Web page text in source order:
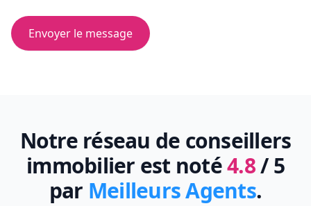
Envoyer le message
Notre réseau de conseillers
immobilier est noté4.8/ 5
par Meilleurs Agents.